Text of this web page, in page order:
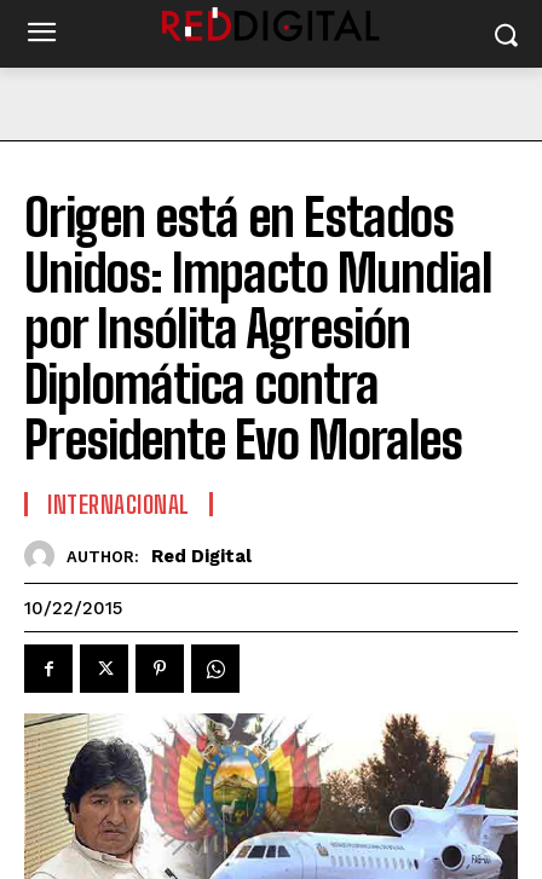
Origen está en Estados
Unidos: Impacto Mundial
por Insólita Agresión
Diplomática contra
Presidente Evo Morales
INTERNACIONAL
AUTHOR: Red Digital
10/22/2015